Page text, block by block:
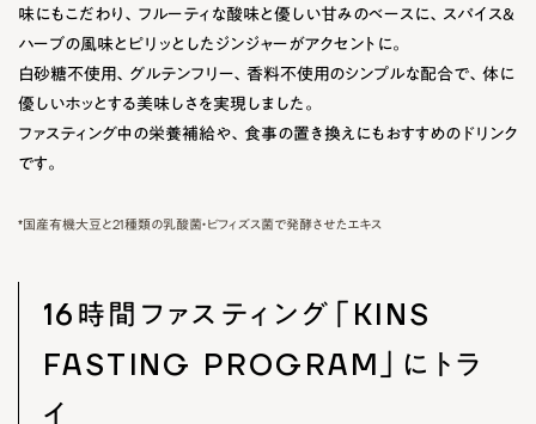
味にもこだわり、フルーティな酸味と優しい甘みのベースに、スパイス＆
ハーブの風味とピリッとしたジンジャーがアクセントに。
白砂糖不使用、グルテンフリー、香料不使用のシンプルな配合で、体に
優しいホッとする美味しさを実現しました。
ファスティング中の栄養補給や、食事の置き換えにもおすすめのドリンク
です。
*国産有機大豆と21種類の乳酸菌・ビフィズス菌で発酵させたエキス
16時間ファスティング「KINS
FASTING PROGRAM」にトラ
イ